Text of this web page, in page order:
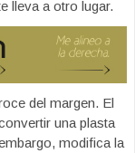
lleva a otro lugar.
del margen. El
una plasta
modifica la